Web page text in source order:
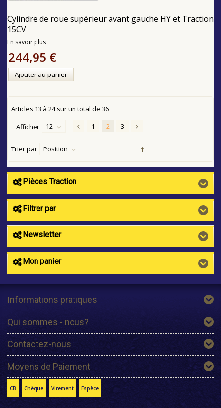
Cylindre de roue supérieur avant gauche HY et Traction
15CV
En savoir plus
244,95 €
Ajouter au panier
Articles 13 à 24sur un total de 36
1
2 3
Afficher 12
Trier par Position
Pièces Traction
Filtrer par
Newsletter
Mon panier
Informations pratiques
Qui sommes - nous?
Contactez-nous
Moyens de Paiement
CB Chèque Virement Espèce